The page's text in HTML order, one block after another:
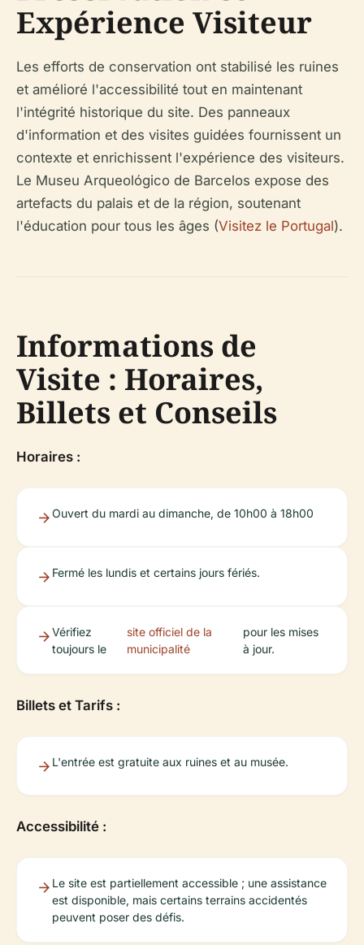
Expérience Visiteur
Les efforts de conservation ont stabilisé les ruines
et amélioré l'accessibilité tout en maintenant
l'intégrité historique du site. Des panneaux
d'information et des visites guidées fournissent un
contexte et enrichissent l'expérience des visiteurs.
Le Museu Arqueológico de Barcelos expose des
artefacts du palais et de la région, soutenant
l'éducation pour tous les âges (Visitez le Portugal).
Informations de
Visite : Horaires,
Billets et Conseils
Horaires :
Ouvert du mardi au dimanche, de 10h00 à 18h00
Fermé les lundis et certains jours fériés.
Vérifiez
toujours le
site officiel de la
municipalité
pour les mises
à jour.
Billets et Tarifs :
L'entrée est gratuite aux ruines et au musée.
Accessibilité :
Le site est partiellement accessible ; une assistance
est disponible, mais certains terrains accidentés
peuvent poser des défis.